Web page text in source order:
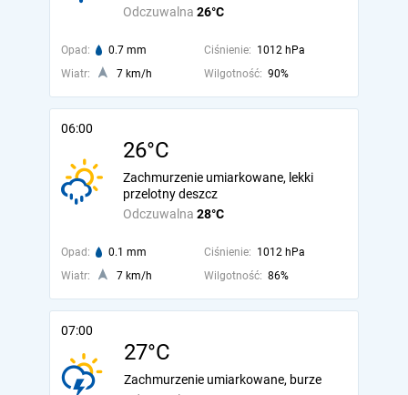
Odczuwalna 26°C
Opad: 0.7 mm Ciśnienie: 1012 hPa
Wiatr:
7 km/h Wilgotność: 90%
06:00
26°C
Odczuwalna 28°C
Zachmurzenie umiarkowane, lekki
przelotny deszcz
Opad: 0.1 mm Ciśnienie: 1012 hPa
Wiatr:
7 km/h Wilgotność: 86%
07:00
27°C
Zachmurzenie umiarkowane, burze